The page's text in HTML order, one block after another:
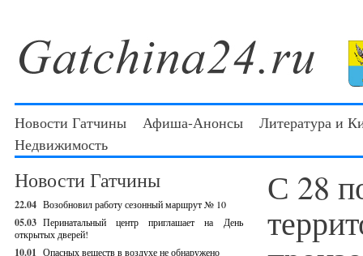
Новости Гатчины Афиша-Анонсы
Литература и
Недвижимость
Новости Гатчины
22.04 Возобновил работу сезонный маршрут № 10
05.03 Перинатальный центр приглашает на День
открытых дверей!
10.01 Опасных веществ в воздухе не обнаружено
С 28